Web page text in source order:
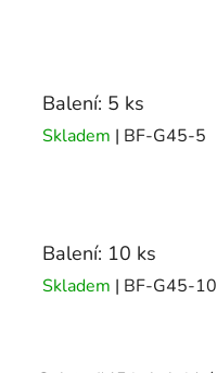
Balení: 5 ks
Skladem | BF-G45-5
Balení: 10 ks
Skladem | BF-G45-10